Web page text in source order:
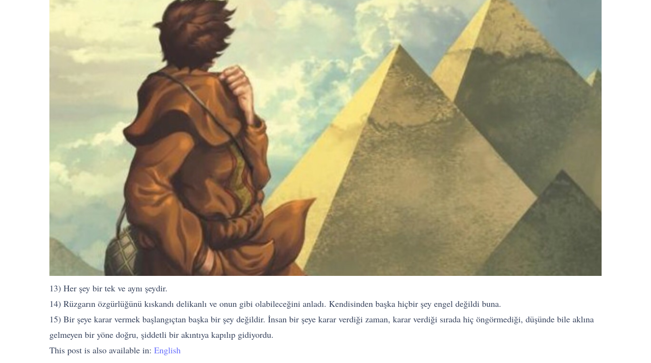
13) Her şey bir tek ve aynı şeydir.
14) Rüzgarın özgürlüğünü kıskandı delikanlı ve onun gibi olabileceğini anladı. Kendisinden başka hiçbir şey engel değildi buna.
15) Bir şeye karar vermek başlangıçtan başka bir şey değildir. İnsan bir şeye karar verdiği zaman, karar verdiği sırada hiç öngörmediği, düşünde bile aklına
gelmeyen bir yöne doğru, şiddetli bir akıntıya kapılıp gidiyordu.
This post is also available in: English